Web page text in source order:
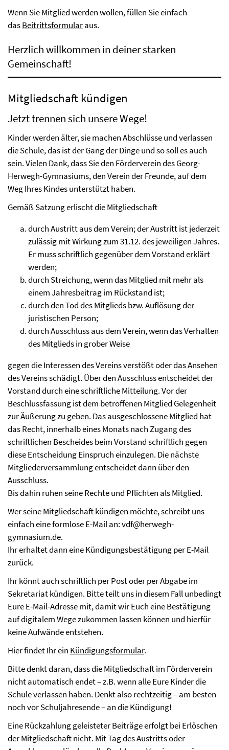
Wenn Sie Mitglied werden wollen, füllen Sie einfach
dasBeitrittsformularaus.
Herzlich willkommen in deiner starken
Gemeinschaft!
Mitgliedschaft kündigen
Jetzt trennen sich unsere Wege!
Kinder werden älter, sie machen Abschlüsse und verlassen
die Schule, das ist der Gang der Dinge und so soll es auch
sein. Vielen Dank, dass Sie den Förderverein des Georg-
Herwegh-Gymnasiums, den Verein der Freunde, auf dem
Weg Ihres Kindes unterstützt haben.
Gemäß Satzung erlischt die Mitgliedschaft
durch Austritt aus dem Verein; der Austritt ist jederzeit
zulässig mit Wirkung zum 31.12. des jeweiligen Jahres.
Er muss schriftlich gegenüber dem Vorstand erklärt
werden;
durch Streichung, wenn das Mitglied mit mehr als
einem Jahresbeitrag im Rückstand ist;
durch den Tod des Mitglieds bzw. Auflösung der
juristischen Person;
durch Ausschluss aus dem Verein, wenn das Verhalten
des Mitglieds in grober Weise
gegen die Interessen des Vereins verstößt oder das Ansehen
des Vereins schädigt. Über den Ausschluss entscheidet der
Vorstand durch eine schriftliche Mitteilung. Vor der
Beschlussfassung ist dem betroffenen Mitglied Gelegenheit
zur Äußerung zu geben. Das ausgeschlossene Mitglied hat
das Recht, innerhalb eines Monats nach Zugang des
schriftlichen Bescheides beim Vorstand schriftlich gegen
diese Entscheidung Einspruch einzulegen. Die nächste
Mitgliederversammlung entscheidet dann über den
Ausschluss.
Bis dahin ruhen seine Rechte und Pflichten als Mitglied.
Wer seine Mitgliedschaft kündigen möchte, schreibt uns
einfach eine formlose E-Mail an: vdf@herwegh-
gymnasium.de.
Ihr erhaltet dann eine Kündigungsbestätigung per E-Mail
zurück.
Ihr könnt auch schriftlich per Post oder per Abgabe im
Sekretariat kündigen. Bitte teilt uns in diesem Fall unbedingt
Eure E-Mail-Adresse mit, damit wir Euch eine Bestätigung
auf digitalem Wege zukommen lassen können und hierfür
keine Aufwände entstehen.
Hier findet Ihr ein Kündigungsformular.
Bitte denkt daran, dass die Mitgliedschaft im Förderverein
nicht automatisch endet – z.B. wenn alle Eure Kinder die
Schule verlassen haben. Denkt also rechtzeitig – am besten
noch vor Schuljahresende – an die Kündigung!
Eine Rückzahlung geleisteter Beiträge erfolgt bei Erlöschen
der Mitgliedschaft nicht. Mit Tag des Austritts oder